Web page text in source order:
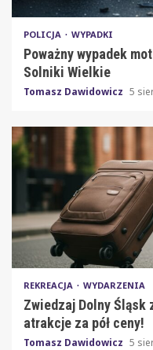
POLICJA WYPADKI
Poważny wypadek
Solniki Wielkie
Tomasz Dawidowicz 5
REKREACJA WYDARZENIA
Zwiedzaj Dolny Śląsk
atrakcje za pół ceny!
Tomasz Dawidowicz 5